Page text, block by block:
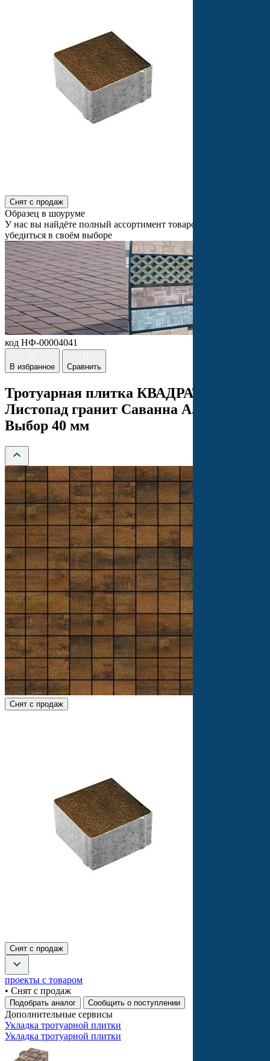
Снят с продаж
Образец в шоуруме
У нас вы найдёте полный ассортимент товаров и сможете
убедиться в своём выборе
код НФ-00004041
В избранное Сравнить
Тротуарная плитка КВАДРАТ
Листопад гранит Саванна А.3.К.4
Выбор 40 мм
Снят с продаж
Снят с продаж
проекты с товаром
• Снят с продаж
Подобрать аналог Сообщить о поступлении
Дополнительные сервисы
Укладка тротуарной плитки
Укладка тротуарной плитки